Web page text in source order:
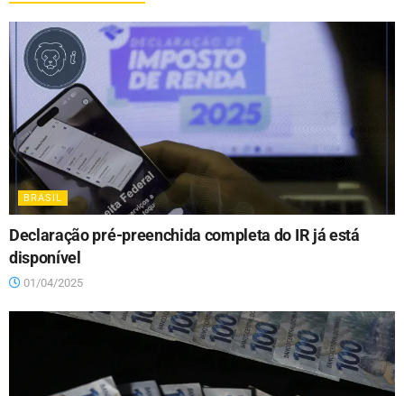
BRASIL
Declaração pré-preenchida completa do IR já está
disponível
01/04/2025